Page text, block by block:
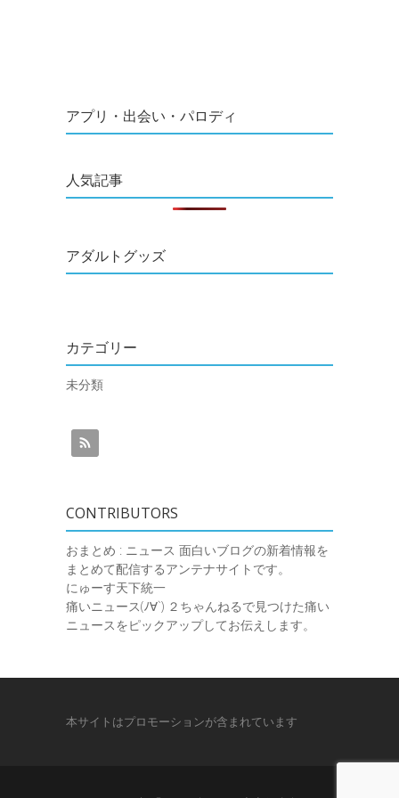
アプリ・出会い・パロディ
人気記事
アダルトグッズ
カテゴリー
未分類
CONTRIBUTORS
おまとめ : ニュース 面白いブログの新着情報を
まとめて配信するアンテナサイトです。
にゅーす天下統一
痛いニュース(ﾉ∀`) ２ちゃんねるで見つけた痛い
ニュースをピックアップしてお伝えします。
本サイトはプロモーションが含まれています